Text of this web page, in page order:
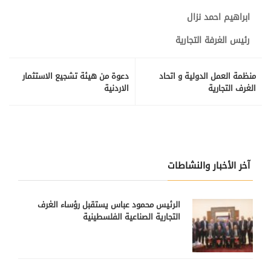
ابراهيم احمد نزال
رئيس الغرفة التجارية
دعوة من هيئة تشجيع الاستثمار
الاردنية
منظمة العمل الدولية و اتحاد
الغرف التجارية
آخر الأخبار والنشاطات
الرئيس محمود عباس يستقبل رؤساء الغرف
التجارية الصناعية الفلسطينية